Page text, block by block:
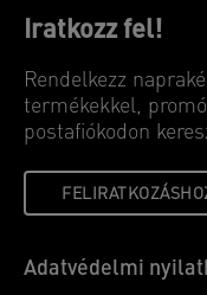
Iratkozz fel!
Rendelkezz
termékekkel,
postafiókodon
Adatvédelmi